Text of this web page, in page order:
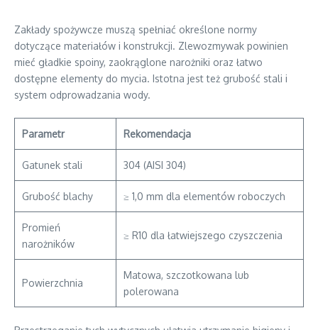
Zakłady spożywcze muszą spełniać określone normy
dotyczące materiałów i konstrukcji. Zlewozmywak powinien
mieć gładkie spoiny, zaokrąglone narożniki oraz łatwo
dostępne elementy do mycia. Istotna jest też grubość stali i
system odprowadzania wody.
Parametr Rekomendacja
Gatunek stali 304 (AISI 304)
Grubość blachy ≥ 1,0 mm dla elementów roboczych
Promień
narożników
≥ R10 dla łatwiejszego czyszczenia
Powierzchnia
Matowa, szczotkowana lub
polerowana